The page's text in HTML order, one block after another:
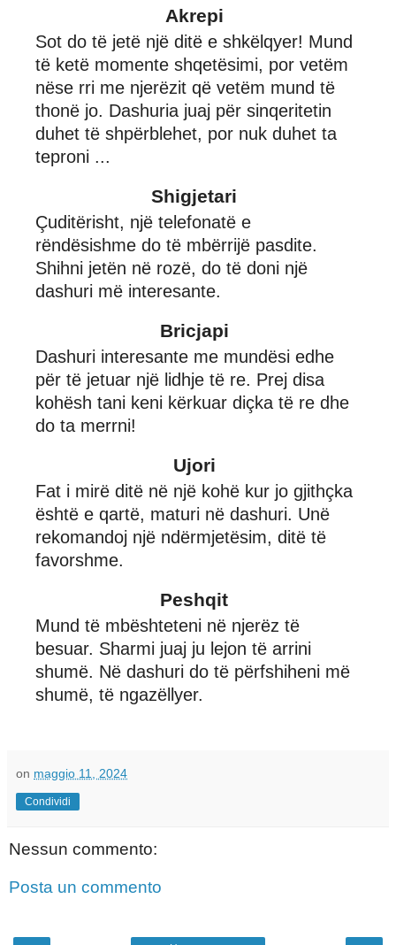
Akrepi
Sot do të jetë një ditë e shkëlqyer! Mund
të ketë momente shqetësimi, por vetëm
nëse rri me njerëzit që vetëm mund të
thonë jo. Dashuria juaj për sinqeritetin
duhet të shpërblehet, por nuk duhet ta
teproni ...
Shigjetari
Çuditërisht, një telefonatë e
rëndësishme do të mbërrijë pasdite.
Shihni jetën në rozë, do të doni një
dashuri më interesante.
Bricjapi
Dashuri interesante me mundësi edhe
për të jetuar një lidhje të re. Prej disa
kohësh tani keni kërkuar diçka të re dhe
do ta merrni!
Ujori
Fat i mirë ditë në një kohë kur jo gjithçka
është e qartë, maturi në dashuri. Unë
rekomandoj një ndërmjetësim, ditë të
favorshme.
Peshqit
Mund të mbështeteni në njerëz të
besuar. Sharmi juaj ju lejon të arrini
shumë. Në dashuri do të përfshiheni më
shumë, të ngazëllyer.
on maggio 11, 2024
Condividi
Nessun commento:
Posta un commento